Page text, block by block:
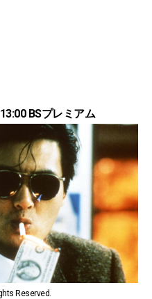
BSプレミアム
Reserved.